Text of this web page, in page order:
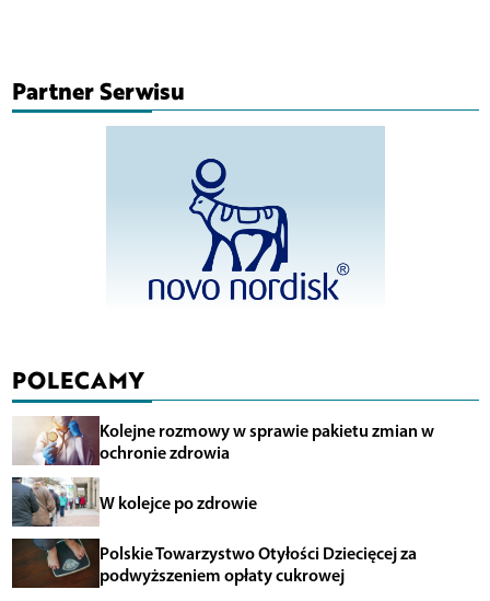
Partner Serwisu
POLECAMY
Kolejne rozmowy w sprawie pakietu zmian w
ochronie zdrowia
W kolejce po zdrowie
Polskie Towarzystwo Otyłości Dziecięcej za
podwyższeniem opłaty cukrowej